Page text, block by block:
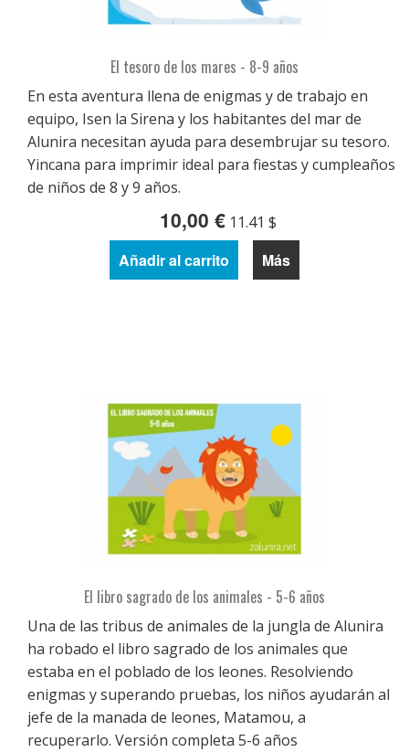
El tesoro de los mares - 8-9 años
En esta aventura llena de enigmas y de trabajo en
equipo, Isen la Sirena y los habitantes del mar de
Alunira necesitan ayuda para desembrujar su tesoro.
Yincana para imprimir ideal para fiestas y cumpleaños
de niños de 8 y 9 años.
10,00 € 11.41 $
Añadir al carrito Más
El libro sagrado de los animales - 5-6 años
Una de las tribus de animales de la jungla de Alunira
ha robado el libro sagrado de los animales que
estaba en el poblado de los leones. Resolviendo
enigmas y superando pruebas, los niños ayudarán al
jefe de la manada de leones, Matamou, a
recuperarlo. Versión completa 5-6 años